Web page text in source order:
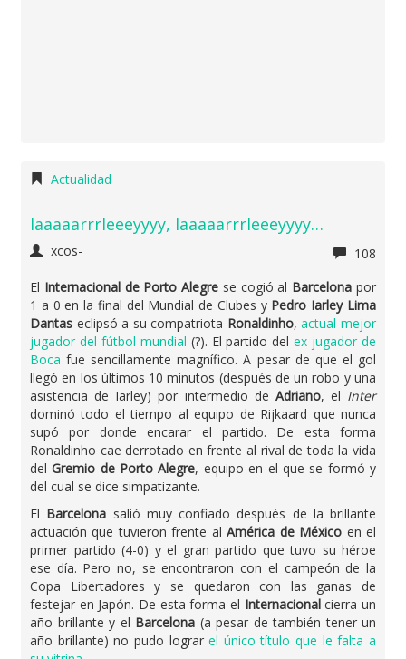
Actualidad
Iaaaaarrrleeeyyyy, Iaaaaarrrleeeyyyy…
xcos-
108
El Internacional de Porto Alegre se cogió al Barcelona por
1 a 0 en la final del Mundial de Clubes y Pedro Iarley Lima
Dantas eclipsó a su compatriota Ronaldinho,actual mejor
jugador del fútbol mundial (?). El partido delex jugador de
Boca fue sencillamente magnífico. A pesar de que el gol
llegó en los últimos 10 minutos (después de un robo y una
asistencia de Iarley) por intermedio de Adriano, el Inter
dominó todo el tiempo al equipo de Rijkaard que nunca
supó por donde encarar el partido. De esta forma
Ronaldinho cae derrotado en frente al rival de toda la vida
delGremio de Porto Alegre, equipo en el que se formó y
del cual se dice simpatizante.
El Barcelona salió muy confiado después de la brillante
actuación que tuvieron frente alAmérica de México en el
primer partido (4-0) y el gran partido que tuvo su héroe
ese día. Pero no, se encontraron con el campeón de la
Copa Libertadores y se quedaron con las ganas de
festejar en Japón. De esta forma el Internacionalcierra un
año brillante y el Barcelona (a pesar de también tener un
año brillante) no pudo lograrel único título que le falta a